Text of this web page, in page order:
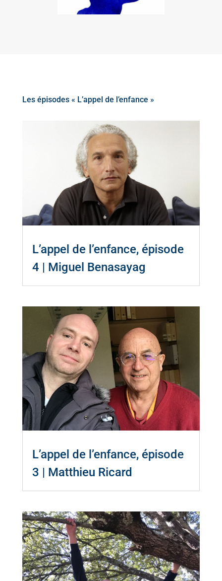
Les épisodes « L’appel de l’enfance »
L’appel de l’enfance, épisode
4 | Miguel Benasayag
L’appel de l’enfance, épisode
3 | Matthieu Ricard